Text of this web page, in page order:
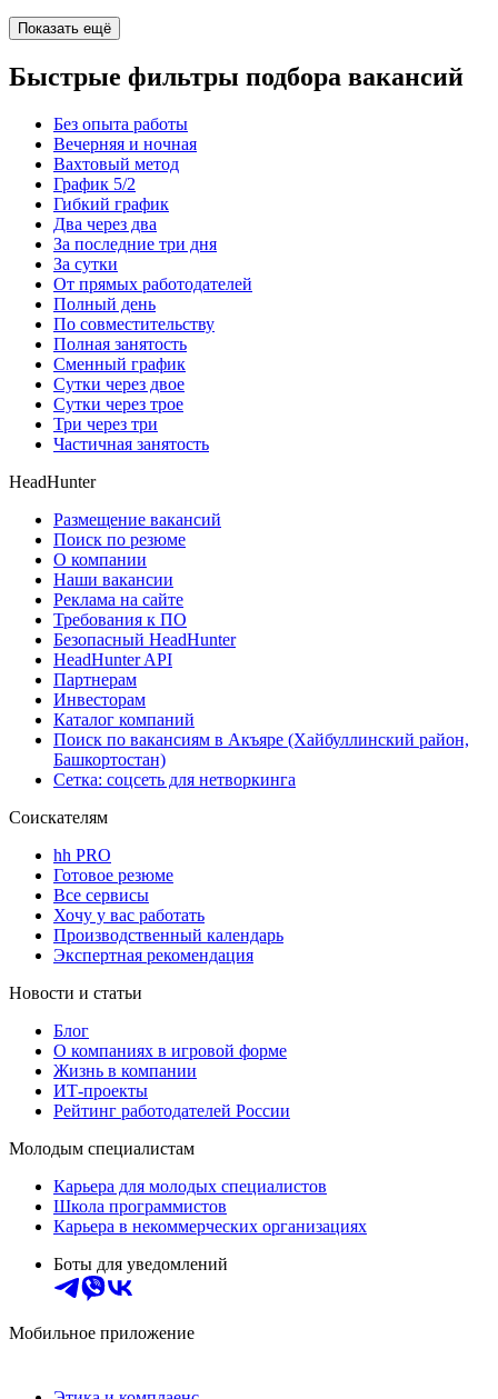
Показать ещё
Быстрые фильтры подбора вакансий
Без опыта работы
Вечерняя и ночная
Вахтовый метод
График 5/2
Гибкий график
Два через два
За последние три дня
За сутки
От прямых работодателей
Полный день
По совместительству
Полная занятость
Сменный график
Сутки через двое
Сутки через трое
Три через три
Частичная занятость
HeadHunter
Размещение вакансий
Поиск по резюме
О компании
Наши вакансии
Реклама на сайте
Требования к ПО
Безопасный HeadHunter
HeadHunter API
Партнерам
Инвесторам
Каталог компаний
Поиск по вакансиям в Акъяре (Хайбуллинский район,
Башкортостан)
Сетка: соцсеть для нетворкинга
Соискателям
hh PRO
Готовое резюме
Все сервисы
Хочу у вас работать
Производственный календарь
Экспертная рекомендация
Новости и статьи
Блог
О компаниях в игровой форме
Жизнь в компании
ИТ-проекты
Рейтинг работодателей России
Молодым специалистам
Карьера для молодых специалистов
Школа программистов
Карьера в некоммерческих организациях
Боты для уведомлений
Мобильное приложение